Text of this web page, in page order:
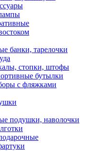
банки, тарелочки
стопки, штофы
бутылки
с фляжками
подушки, наволочки